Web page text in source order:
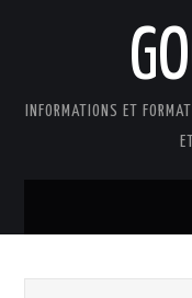
INFORMATIONS ET